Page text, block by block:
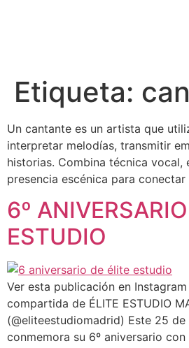
Etiqueta:
Un cantante es un artista que
interpretar melodías, transmitir
historias. Combina técnica
presencia escénica para
6º
ESTUDIO
Ver esta publicación en
compartida de ÉLITE ESTUDIO
(@eliteestudiomadrid) Este 25
conmemora su 6º aniversario